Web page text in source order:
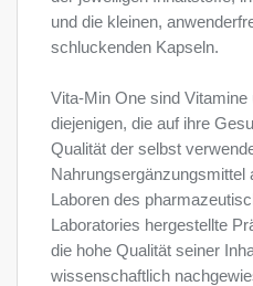
und die kleinen,
schluckenden Kapseln.
Vita-Min One sind Vitamine
diejenigen, die auf ihre
Qualität der selbst
Nahrungsergänzungsmittel
Laboren des
Laboratories hergestellte
die hohe Qualität seiner
wissenschaftlich